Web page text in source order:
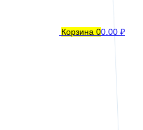
Корзина 00.00 ₽